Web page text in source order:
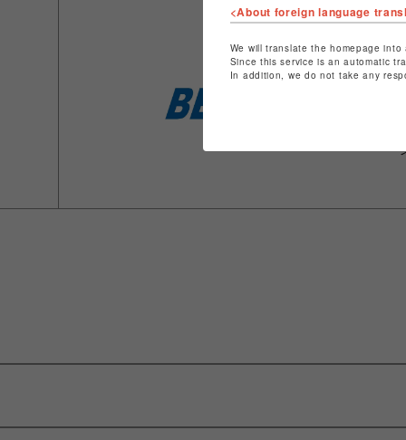
<About foreign language
We will translate the homepage
Since this service is an automatic
In addition, we do not take any